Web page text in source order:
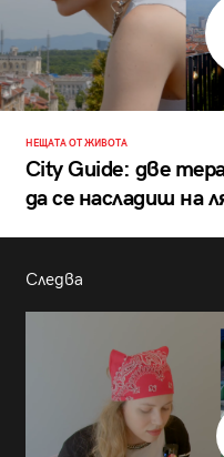
НЕЩАТА ОТ ЖИВОТА
City Guide: две
да се насладиш на
Следва